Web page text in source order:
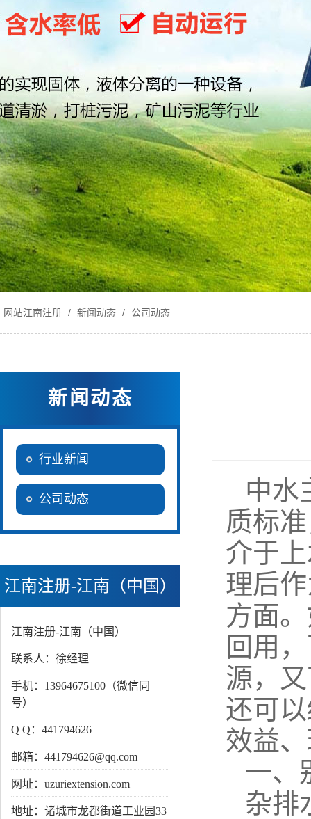
网站江南注册 / 新闻动态 / 公司动态
新闻动态
行业新闻
公司动态
江南注册-江南（中国）
江南注册-江南（中国）
联系人：徐经理
手机：13964675100（微信同
号）
Q Q：441794626
邮箱：441794626@qq.com
网址：uzuriextension.com
地址：诸城市龙都街道工业园33
中水
质标
介于
理后
方面
回用
源，
还可
效益
一、
杂排